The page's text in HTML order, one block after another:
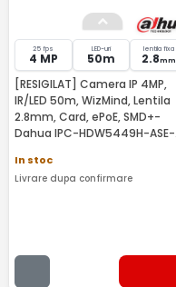
25 fps
4 MP
LED-uri
50m
lentila fixa
2.8mm
[RESIGILAT] Camera IP 4MP,
IR/LED 50m, WizMind, Lentila
2.8mm, Card, ePoE, SMD+-
Dahua IPC-HDW5449H-ASE-
In stoc
Livrare dupa confirmare